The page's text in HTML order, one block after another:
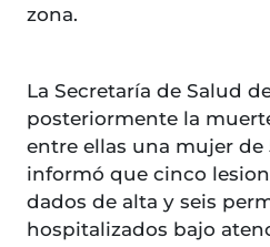
zona.
La Secretaría de Salud
posteriormente la
entre ellas una mujer de
informó que cinco
dados de alta y seis
hospitalizados bajo